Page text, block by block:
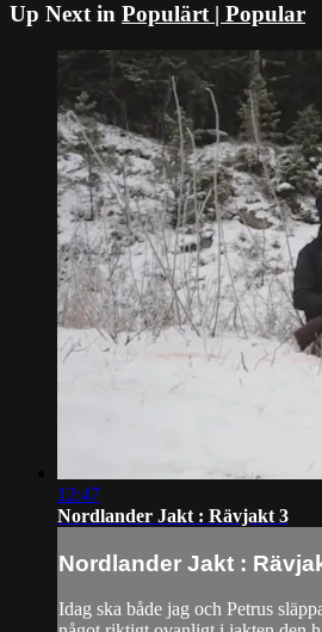
Up Next in Populärt | Popular
12:47
Nordlander Jakt : Rävjakt 3
Nordlander Jakt :
Idag ska både jag och Petrus